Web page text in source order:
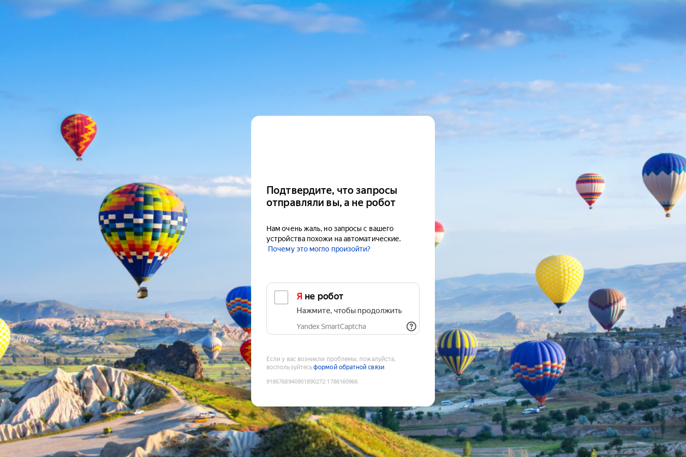
Подтвердите, что запросы
отправляли вы, а не робот
Нам очень жаль, но запросы с вашего
устройства похожи на автоматические.
Почему это могло произойти?
Я не робот
Нажмите, чтобы продолжить
Yandex SmartCaptcha
Если у вас возникли проблемы, пожалуйста,
воспользуйтесьформой обратной связи
9186768940901890272:1786160966